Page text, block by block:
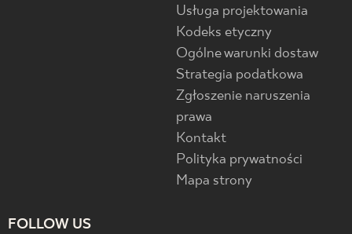
Usługa projektowania
Kodeks etyczny
Ogólne warunki dostaw
Strategia podatkowa
Zgłoszenie naruszenia
prawa
Kontakt
Polityka prywatności
Mapa strony
FOLLOW US